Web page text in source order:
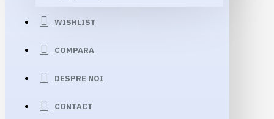
WISHLIST
COMPARA
DESPRE NOI
CONTACT